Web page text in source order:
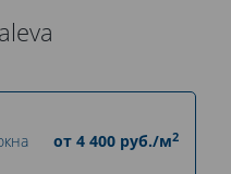
от 4 400 руб./м2